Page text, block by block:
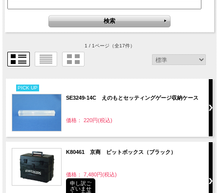
1 / 1ページ（全17件）
PICK UP
SE3249-14C えのもとセッティングゲージ収納ケース
価格： 220円(税込)
K80461 京商 ピットボックス（ブラック）
価格： 7,480円(税込)
申し訳ご
ざいませ